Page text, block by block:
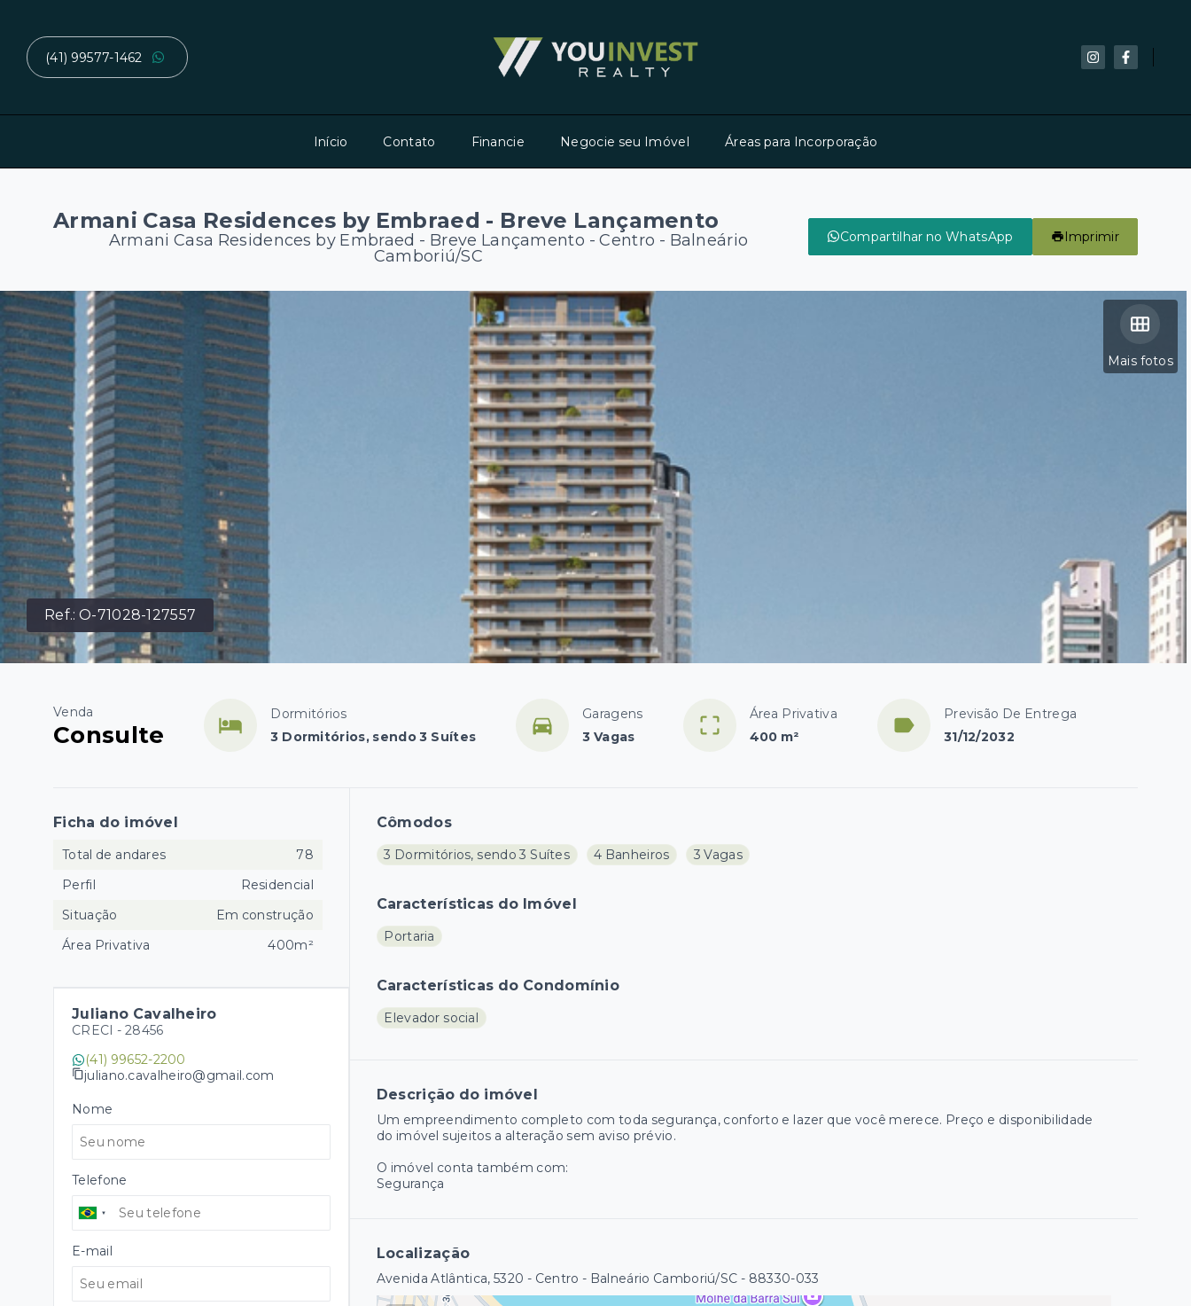
(41) 99577-1462
Início Contato Financie Negocie seu Imóvel Áreas para Incorporação
Armani Casa Residences by Embraed - Breve Lançamento
Armani Casa Residences by Embraed - Breve Lançamento -Centro - Balneário
Camboriú/SC
Compartilhar no WhatsApp Imprimir
Ref.:O-71028-127557
Mais fotos
Venda
Consulte
Dormitórios
3 Dormitórios, sendo 3 Suítes
Garagens
3 Vagas
Área Privativa
400 m²
Previsão De Entrega
31/12/2032
Cômodos
3 Dormitórios, sendo 3 Suítes 4 Banheiros 3 Vagas
Características do Imóvel
Portaria
Características do Condomínio
Elevador social
Descrição do imóvel
Um empreendimento completo com toda segurança, conforto e lazer que você merece. Preço e disponibilidade
do imóvel sujeitos a alteração sem aviso prévio.
O imóvel conta também com:
Segurança
Localização
Avenida Atlântica, 5320 - Centro - Balneário Camboriú/SC - 88330-033
Ficha do imóvel
Total de andares
78
Perfil
Residencial
Situação
Em construção
Área Privativa
400m²
Juliano Cavalheiro
CRECI - 28456
(41) 99652-2200
juliano.cavalheiro@gmail.com
Nome
Telefone
E-mail